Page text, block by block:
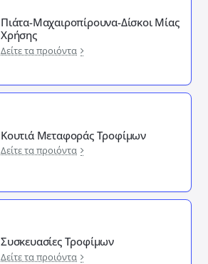
Πιάτα-Μαχαιροπίρουνα-Δίσκοι Μίας
Χρήσης
Δείτε τα προιόντα
Κουτιά Μεταφοράς Τροφίμων
Δείτε τα προιόντα
Συσκευασίες Τροφίμων
Δείτε τα προιόντα